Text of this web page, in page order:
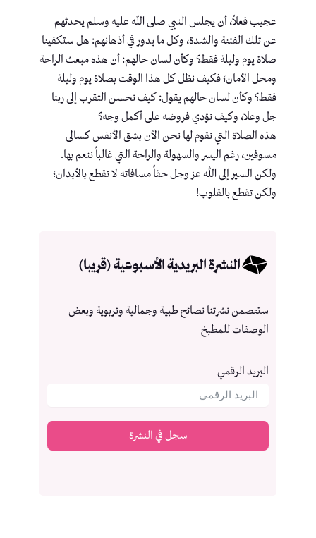
عجيب فعلاً، أن يجلس النبي صلى الله عليه وسلم يحدثهم
عن تلك الفتنة والشدة، وكل ما يدور في أذهانهم: هل ستكفينا
صلاة يوم وليلة فقط؟ وكأن لسان حالهم: أن هذه مبعث الراحة
ومحل الأمان؛ فكيف نظل كل هذا الوقت بصلاة يوم وليلة
فقط؟ وكأن لسان حالهم يقول: كيف نحسن التقرب إلى ربنا
جل وعلا، وكيف نؤدي فروضه على أكمل وجه؟
هذه الصلاة التي نقوم لها نحن الآن بشق الأنفس كسالى
مسوفين، رغم اليسر والسهولة والراحة التي غالباً ننعم بها.
ولكن السير إلى الله عز وجل حقاً مسافاته لا تقطع بالأبدان؛
ولكن تقطع بالقلوب!
النشرة البريدية الأسبوعية (قريبا)
ستتصمن نشرتنا نصائح طبية وجمالية وتربوية وبعض
الوصفات للمطبخ
البريد الرقمي
سجل في النشرة